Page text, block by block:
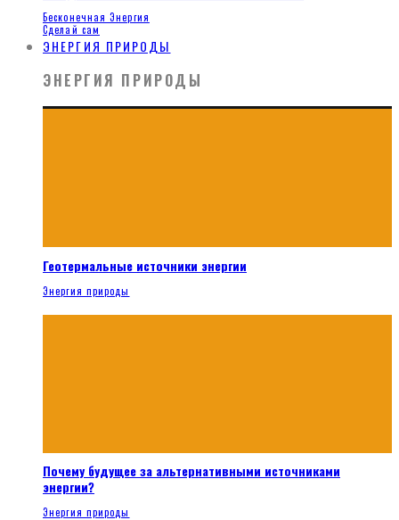
Бесконечная Энергия
Сделай сам
ЭНЕРГИЯ ПРИРОДЫ
ЭНЕРГИЯ ПРИРОДЫ
Геотермальные источники энергии
Энергия природы
Почему будущее за альтернативными источниками
энергии?
Энергия природы